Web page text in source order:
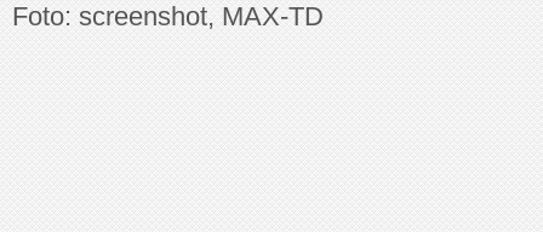
Foto: screenshot, MAX-TD